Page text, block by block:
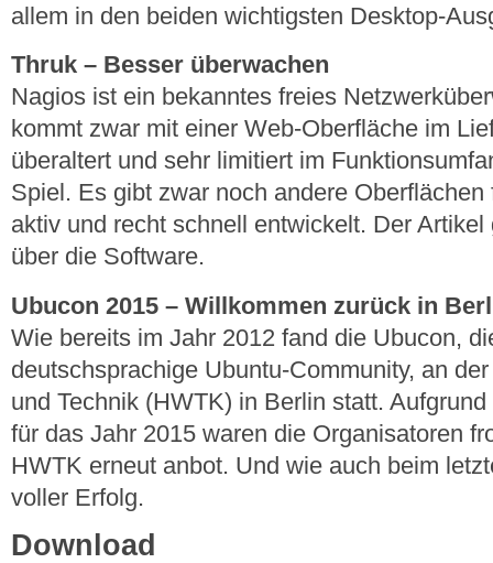
allem in den beiden wichtigsten Desktop-
Thruk – Besser überwachen
Nagios ist ein bekanntes freies
kommt zwar mit einer Web-Oberfläche im
überaltert und sehr limitiert im
Spiel. Es gibt zwar noch andere
aktiv und recht schnell entwickelt. Der
über die Software.
Ubucon 2015 – Willkommen zurück in
Wie bereits im Jahr 2012 fand die Ubucon,
deutschsprachige Ubuntu-Community, an
und Technik (HWTK) in Berlin statt.
für das Jahr 2015 waren die Organisatoren
HWTK erneut anbot. Und wie auch beim
voller Erfolg.
Download